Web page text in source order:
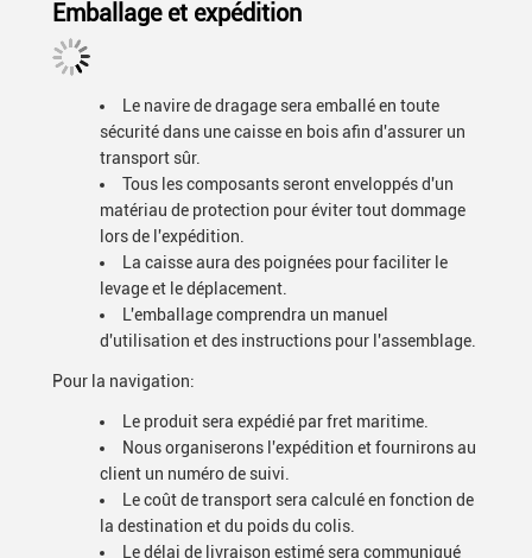
Emballage et expédition
Le navire de dragage sera emballé en toute
sécurité dans une caisse en bois afin d'assurer un
transport sûr.
Tous les composants seront enveloppés d'un
matériau de protection pour éviter tout dommage
lors de l'expédition.
La caisse aura des poignées pour faciliter le
levage et le déplacement.
L'emballage comprendra un manuel
d'utilisation et des instructions pour l'assemblage.
Pour la navigation:
Le produit sera expédié par fret maritime.
Nous organiserons l'expédition et fournirons au
client un numéro de suivi.
Le coût de transport sera calculé en fonction de
la destination et du poids du colis.
Le délai de livraison estimé sera communiqué